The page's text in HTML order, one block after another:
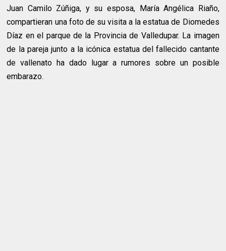
Juan Camilo Zúñiga, y su esposa, María Angélica Riaño,
compartieran una foto de su visita a la estatua de Diomedes
Díaz en el parque de la Provincia de Valledupar. La imagen
de la pareja junto a la icónica estatua del fallecido cantante
de vallenato ha dado lugar a rumores sobre un posible
embarazo.